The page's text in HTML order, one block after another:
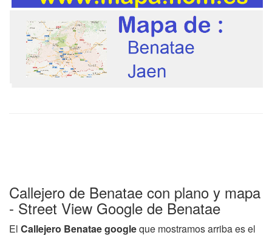
Callejero de Benatae con plano y mapa
- Street View Google de Benatae
El Callejero Benatae googleque mostramos arriba es el